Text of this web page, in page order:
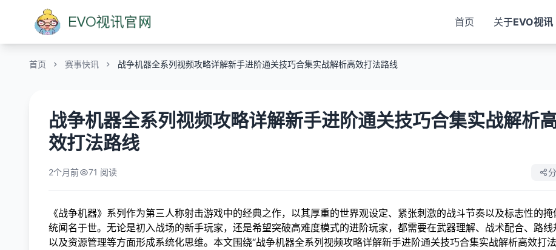
首页 关于EVO视讯
首页 赛事快讯 战争机器全系列视频攻略详解新手进阶通关技巧合集实战解析高效打法路线
战争机器全系列视频攻略详解新手进阶通关技巧合集实战解析
效打法路线
2个月前 71 阅读
《战争机器》系列作为第三人称射击游戏中的经典之作，以其厚重的世界观设定、紧张刺激的战斗节奏以及标志性的掩
统闻名于世。无论是初入战场的新手玩家，还是希望突破高难度模式的进阶玩家，都需要在武器理解、战术配合、路线
以及资源管理等方面形成系统化思维。本文围绕“战争机器全系列视频攻略详解新手进阶通关技巧合集实战解析高效打